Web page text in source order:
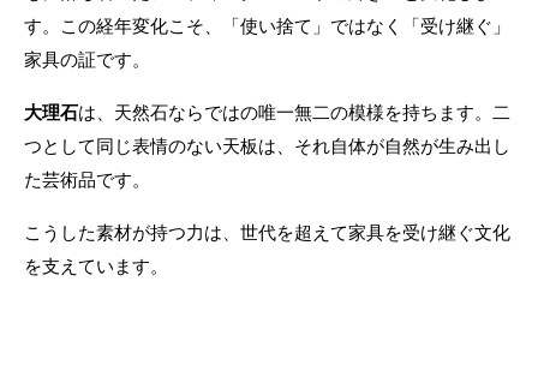
す。この経年変化こそ、「使い捨て」ではなく「受け継ぐ」
家具の証です。
大理石は、天然石ならではの唯一無二の模様を持ちます。二
つとして同じ表情のない天板は、それ自体が自然が生み出し
た芸術品です。
こうした素材が持つ力は、世代を超えて家具を受け継ぐ文化
を支えています。